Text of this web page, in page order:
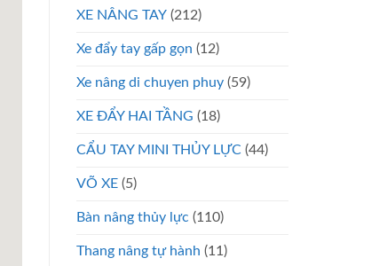
XE NÂNG TAY (212)
Xe đẩy tay gấp gọn (12)
Xe nâng di chuyen phuy (59)
XE ĐẨY HAI TẦNG (18)
CẨU TAY MINI THỦY LỰC (44)
VÕ XE (5)
Bàn nâng thủy lực (110)
Thang nâng tự hành (11)